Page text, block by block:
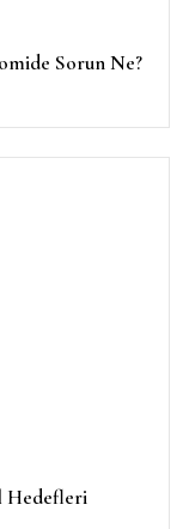
Sorun Ne?
Hedefleri